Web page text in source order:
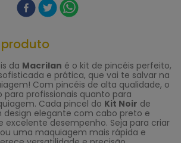
da Macrilan é o kit de pincéis perfeito,
e prática, que vai te salvar na
Com pincéis de alta qualidade, o
para profissionais quanto para
Cada pincel do Kit Noir de
design elegante com cabo preto e
excelente desempenho. Seja para criar
uma maquiagem mais rápida e